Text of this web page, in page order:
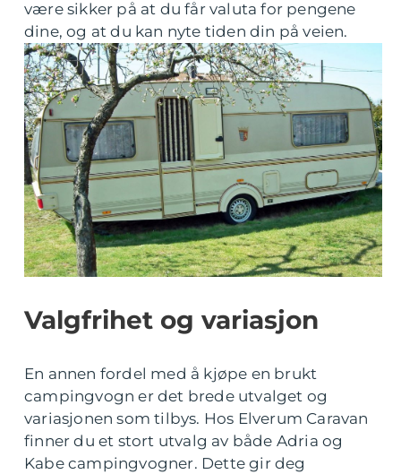
være sikker på at du får valuta for pengene
dine, og at du kan nyte tiden din på veien.
Valgfrihet og variasjon
En annen fordel med å kjøpe en brukt
campingvogn er det brede utvalget og
variasjonen som tilbys. Hos Elverum Caravan
finner du et stort utvalg av både Adria og
Kabe campingvogner. Dette gir deg